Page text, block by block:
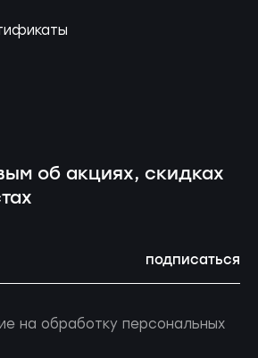
об акциях, скидках
подписаться
на обработку персональных